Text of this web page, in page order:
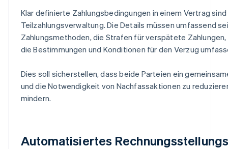
Klar definierte Zahlungsbedingungen in einem Vertrag
Teilzahlungsverwaltung. Die Details müssen umfassend
Zahlungsmethoden, die Strafen für verspätete
die Bestimmungen und Konditionen für den Verzug
Dies soll sicherstellen, dass beide Parteien ein
und die Notwendigkeit von Nachfassaktionen zu
mindern.
Automatisiertes